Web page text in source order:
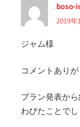
boso-
2019年
ジャム様
コメントあり
プラン発表か
わびたことでし